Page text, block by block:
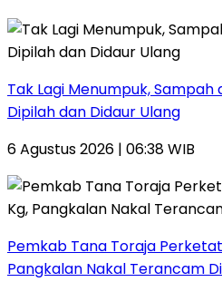
Tak Lagi Menumpuk, Sampah
Dipilah dan Didaur Ulang
6 Agustus 2026 | 06:38 WIB
Pemkab Tana Toraja
Pangkalan Nakal Terancam